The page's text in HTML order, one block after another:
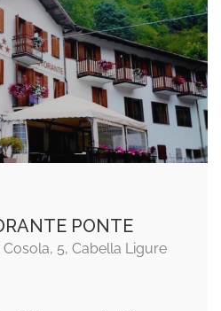
PONTE
5, Cabella Ligure